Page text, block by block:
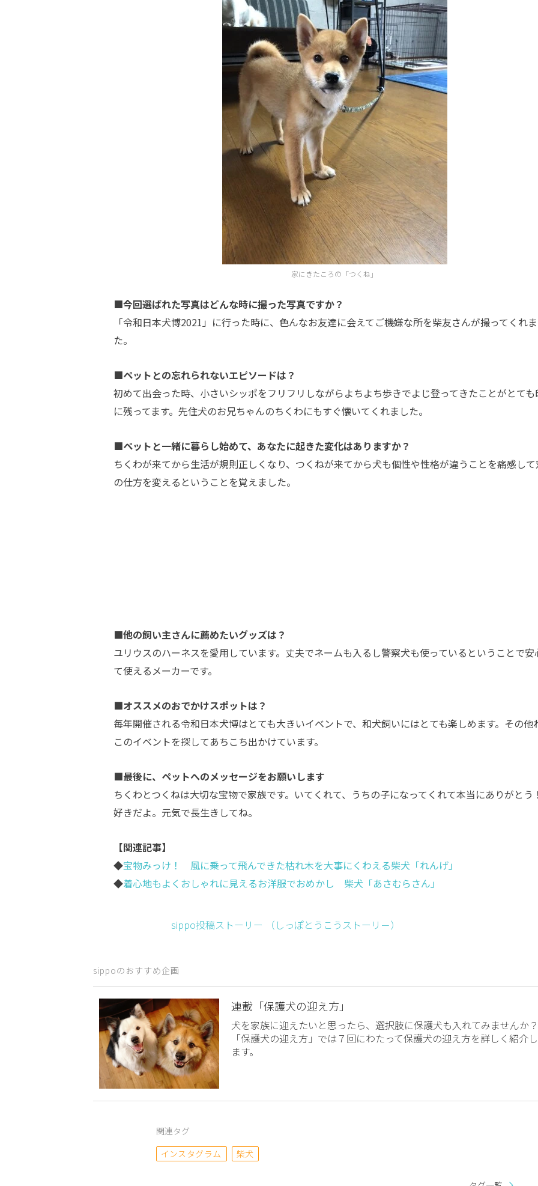
家にきたころの「つくね」
■今回選ばれた写真はどんな時に撮った写真ですか？
「令和日本犬博2021」に行った時に、色んなお友達に会えてご機嫌な所を柴友さんが撮ってくれ
た。
■ペットとの忘れられないエピソードは？
初めて出会った時、小さいシッポをフリフリしながらよちよち歩きでよじ登ってきたことがとても
に残ってます。先住犬のお兄ちゃんのちくわにもすぐ懐いてくれました。
■ペットと一緒に暮らし始めて、あなたに起きた変化はありますか？
ちくわが来てから生活が規則正しくなり、つくねが来てから犬も個性や性格が違うことを痛感し
の仕方を変えるということを覚えました。
■他の飼い主さんに薦めたいグッズは？
ユリウスのハーネスを愛用しています。丈夫でネームも入るし警察犬も使っているということで安
て使えるメーカーです。
■オススメのおでかけスポットは？
毎年開催される令和日本犬博はとても大きいイベントで、和犬飼いにはとても楽しめます。その他
このイベントを探してあちこち出かけています。
■最後に、ペットへのメッセージをお願いします
ちくわとつくねは大切な宝物で家族です。いてくれて、うちの子になってくれて本当にありがとう
好きだよ。元気で長生きしてね。
【関連記事】
◆宝物みっけ！ 風に乗って飛んできた枯れ木を大事にくわえる柴犬「れんげ」
◆着心地もよくおしゃれに見えるお洋服でおめかし 柴犬「あさむらさん」
sippo投稿ストーリー （しっぽとうこうストーリ－）
sippoのおすすめ企画
連載「保護犬の迎え方」
犬を家族に迎えたいと思ったら、選択肢に保護犬も入れてみませんか
「保護犬の迎え方」では７回にわたって保護犬の迎え方を詳しく紹介
ます。
関連タグ
インスタグラム
柴犬